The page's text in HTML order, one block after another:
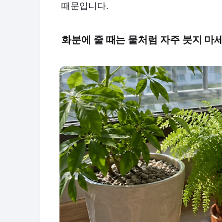
때문입니다.
화분에 줄 때는 물처럼 자주 붓지 마